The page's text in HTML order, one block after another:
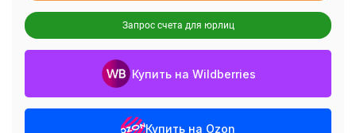
Запрос счета для юрлиц
Купить на Wildberries
Купить на Ozon